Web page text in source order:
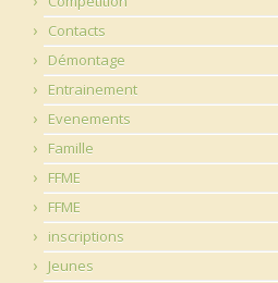
Contacts
Démontage
Entrainement
Evenements
Famille
FFME
FFME
inscriptions
Jeunes